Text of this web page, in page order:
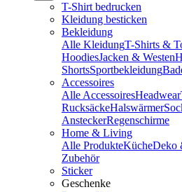
T-Shirt bedrucken
Kleidung besticken
Bekleidung
Alle KleidungT-Shirts &
HoodiesJacken & Westen
ShortsSportbekleidung
Accessoires
Alle AccessoiresHeadwear
RucksäckeHalswärmer
AnsteckerRegenschirme
Home & Living
Alle ProdukteKücheDeko
Zubehör
Sticker
Geschenke